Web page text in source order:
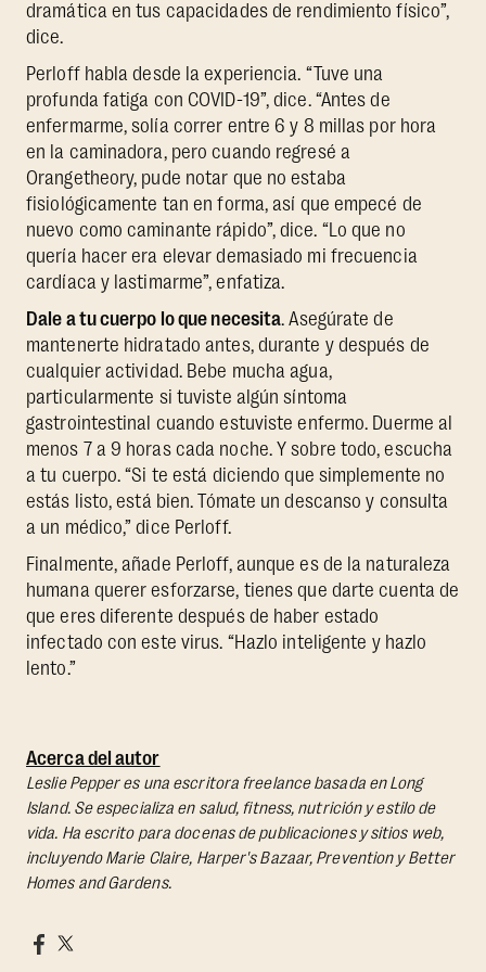
dramática en tus capacidades de rendimiento físico”,
dice.
Perloff habla desde la experiencia. “Tuve una
profunda fatiga con COVID-19”, dice. “Antes de
enfermarme, solía correr entre 6 y 8 millas por hora
en la caminadora, pero cuando regresé a
Orangetheory, pude notar que no estaba
fisiológicamente tan en forma, así que empecé de
nuevo como caminante rápido”, dice. “Lo que no
quería hacer era elevar demasiado mi frecuencia
cardíaca y lastimarme”, enfatiza.
Dale a tu cuerpo lo que necesita. Asegúrate de
mantenerte hidratado antes, durante y después de
cualquier actividad. Bebe mucha agua,
particularmente si tuviste algún síntoma
gastrointestinal cuando estuviste enfermo. Duerme al
menos 7 a 9 horas cada noche. Y sobre todo, escucha
a tu cuerpo. “Si te está diciendo que simplemente no
estás listo, está bien. Tómate un descanso y consulta
a un médico,” dice Perloff.
Finalmente, añade Perloff, aunque es de la naturaleza
humana querer esforzarse, tienes que darte cuenta de
que eres diferente después de haber estado
infectado con este virus. “Hazlo inteligente y hazlo
lento.”
Acerca del autor
Leslie Pepper es una escritora freelance basada en Long
Island. Se especializa en salud, fitness, nutrición y estilo de
vida. Ha escrito para docenas de publicaciones y sitios web,
incluyendo Marie Claire, Harper's Bazaar, Prevention y Better
Homes and Gardens.